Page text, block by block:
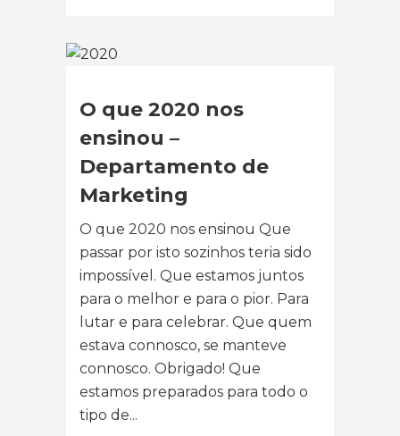
O que 2020 nos
ensinou –
Departamento de
Marketing
O que 2020 nos ensinou Que
passar por isto sozinhos teria sido
impossível. Que estamos juntos
para o melhor e para o pior. Para
lutar e para celebrar. Que quem
estava connosco, se manteve
connosco. Obrigado! Que
estamos preparados para todo o
tipo de...